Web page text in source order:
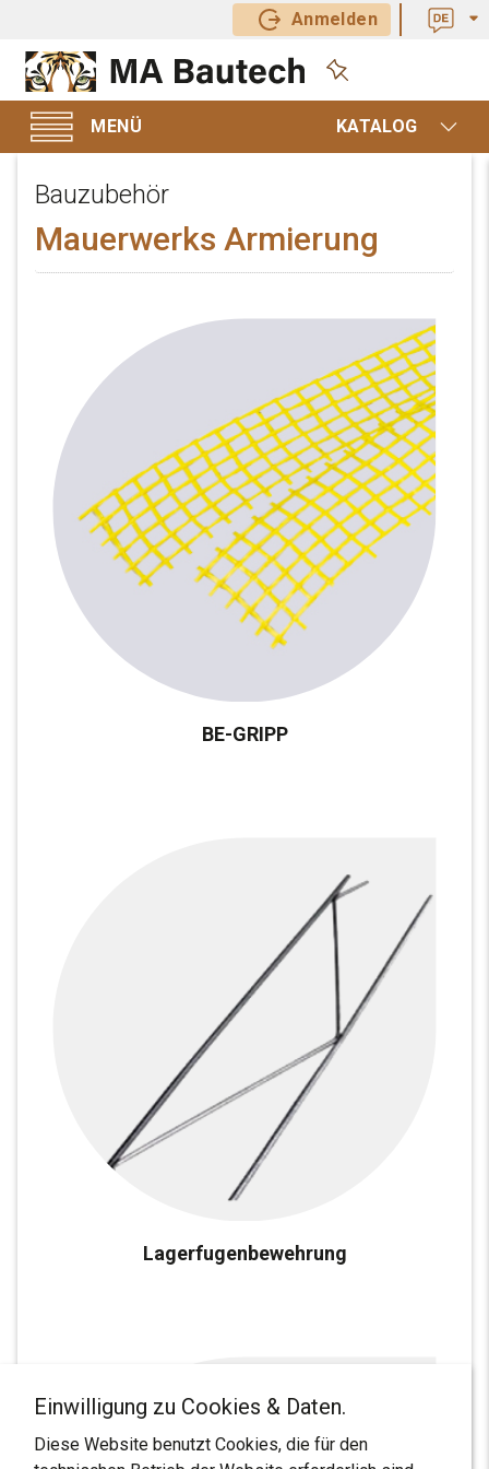
KATALOG
Anmelden
Bauzubehör
Mauerwerks Armierung
BE-GRIPP
Lagerfugenbewehrung
Einwilligung zu Cookies & Daten.
Diese Website benutzt Cookies, die für den